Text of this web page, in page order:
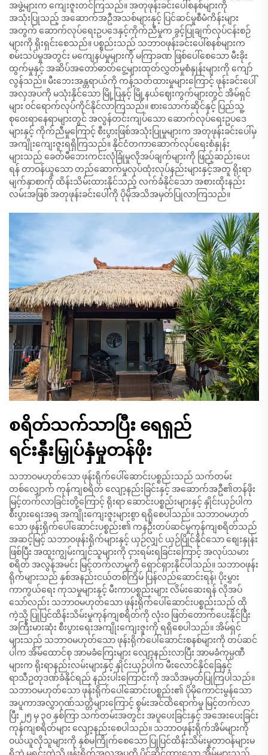
အဖွဲ့များက ကျေးဇူးတင်ကြသည်။ အတုဖုန်းခင်းပေါ်စနစ်များကို
အသုံးပြုသည့် အဆောက်အဦအသစ်များနှင့် ပြင်ဆင်မှုစီမံကိန်းများ
အတွက် ဆောက်လုပ်ရေးဥပဒေနှင့်ကိုက်ညီမှုက ခွင့်ပြုချက်လုပ်ငန်းစဉ်
များကို ရိုးရှင်းစေသည်။ ပစ္စည်းသည် သဘာဝဖုန်းခင်းပေါ်စနစ်များက
စမ်းသပ်မှုအတွင်း မကျေနပ်မှုများကို မကြာခဏ ဖြစ်ပေါ်စေသော မီးခိုး
ထွက်မှုနှင့် အဆိပ်အတော်ဓာတ်ငွေ့များထုတ်လွှတ်မှုစံနှုန်းများကို ကျော်
လွန်သည်။ မီးဘေးအန္တရာယ်ကို ကန့်သတ်ထားမှုများကြောင့် ဖုန်းခင်းပေါ်
အလှအပကို မသုံးနိုင်သော မြို့ပြနှင့် မြို့နယ်ဈေးကွက်များတွင် အိမ်ရှင်
များ ဝင်ရောက်လုပ်ကိုင်နိုင်လာကြသည်။ စားသောက်ဆိုင်နှင့် ပြည်သူ့
စုဝေးရာနေရာများတွင် အလွန်တင်းကျပ်သော ဆောက်လုပ်ရေးဥပဒေ
များနှင့် ကိုက်ညီမှုကြောင့် စီးပွားဖြစ်အသုံးပြုမှုများက အတုဖုန်းခင်းပေါ်မှ
အကျိုးကျေးဇူးရရှိကြသည်။ နိုင်ငံတကာဆောက်လုပ်ရေးစံနှုန်း
များသည် ခေတ်မီဘေးကင်းလုံခြုံမှုလိုအပ်ချက်များကို ဖြည့်ဆည်းပေး
ရန် တာဝန်ယူသော တည်ဆောက်မှုလုပ်ထုံးလုပ်နည်းများနှင့်အတူ ရိုးရာ
မျက်နှာစာကို ထိန်းသိမ်းထားနိုင်သည့် လက်ခံနိုင်သော အစားထိုးနည်း
လမ်းအဖြစ် အတုဖုန်းခင်းပေါ်ကို ပိုမိုအသိအမှတ်ပြုလာကြသည်။
စရိတ်သက်သာပြီး ရေရှည်
ရင်းနှီးမြှုပ်နှံမှုတန်ဖိုး
သဘာဝမဟုတ်သော ဖုန်းရိုက်ပေါ်ဆောင်းပစ္စည်းသည် သက်တမ်း
တစ်လျှောက် ကုန်ကျစရိတ် လျော့နည်းခြင်းနှင့် အဆောက်အဦ၏တန်ဖိုး
မြင့်တက်လာခြင်းတို့ကြောင့် ရိုးရာ ဆောင်းပစ္စည်းများနှင့် နှိုင်းယှဉ်ပါက
စီးပွားရေးအရ အကျိုးကျေးဇူးများစွာ ရရှိစေပါသည်။ သဘာဝမဟုတ်
သော ဖုန်းရိုက်ပေါ်ဆောင်းပစ္စည်း၏ ကနဦးတပ်ဆင်မှုကုန်ကျစရိတ်သည်
အဆင့်မြင့် သဘာဝဖုန်းရိုက်များနှင့် ယှဉ်လျှင် ယှဉ်ပြိုင်နိုင်သော စျေးနှုန်း
ဖြစ်ပြီး အထူးကျွမ်းကျင်သူများကို ငှားရမ်းရခြင်းကြောင့် အလုပ်သမား
စရိတ် အလွန်အမင်း မြင့်တက်လာမှုကို ရှောင်ရှားနိုင်ပါသည်။ သဘာဝဖုန်း
ရိုက်များသည် နှစ်အနည်းငယ်တစ်ကြိမ် ပြန်လည်ဆောင်းရန်၊ ပိုးမွှား
ကာကွယ်ရေး ကုသမှုများနှင့် မီးကာပစ္စည်းများ လိမ်းဆေးရန် လိုအပ်
သော်လည်း သဘာဝမဟုတ်သော ဖုန်းရိုက်ပေါ်ဆောင်းပစ္စည်းသည် ထို
ကဲ့သို့ ပြုပြင်ထိန်းသိမ်းမှုကုန်ကျစရိတ်ကို လုံးဝ ဖြတ်တောက်ပေးနိုင်ပြီး
အကြီးမားဆုံး စီးပွားရေးအကျိုးကျေးဇူးကို ရရှိစေပါသည်။ အိမ်ရှင်
များသည် သဘာဝမဟုတ်သော ဖုန်းရိုက်ပေါ်ဆောင်းစနစ်များကို တပ်ဆင်
ပါက အိမ်ထောင်စု အာမခံကြေးများ လျော့နည်းလာပြီး အာမခံကုမ္ပဏီ
များက ရိုးရာနည်းလမ်းများနှင့် နှိုင်းယှဉ်ပါက မီးလောင်နိုင်ခြေနှင့်
ရာသီဥတုဒဏ်ခံနိုင်ရည် နည်းပါးကြောင်းကို အသိအမှတ်ပြုကြပါသည်။
သဘာဝမဟုတ်သော ဖုန်းရိုက်ပေါ်ဆောင်းပစ္စည်း၏ ပိုမိုကောင်းမွန်သော
အပူကာအလွှာဂုဏ်သတ္တိများကြောင့် စွမ်းအင်ထိရောက်မှု မြင့်တက်လာ
ပြီး ၂၅ မှ ၃၀ နှစ်ကြာ သက်တမ်းအတွင်း အပူပေးခြင်းနှင့် အအေးပေးခြင်း
ကုန်ကျစရိတ်များ လျော့နည်းစေပါသည်။ သဘာဝဖုန်းရိုက်အိမ်များကို
ဝယ်ယူလိုသူများကို နှစ်မကြိုက်စေသော ပြုပြင်ထိန်းသိမ်းမှုတာဝန်များမ